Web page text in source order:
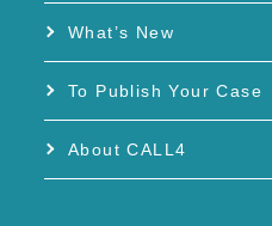
What’s New
To Publish Your Case
About CALL4